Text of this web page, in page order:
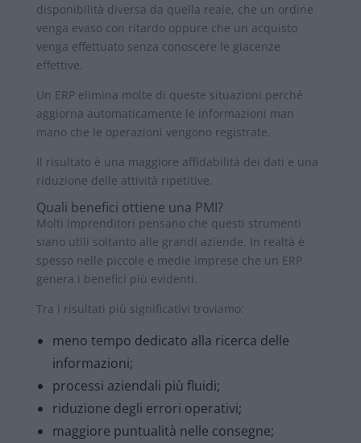
disponibilità diversa da quella reale, che un ordine
venga evaso con ritardo oppure che un acquisto
venga effettuato senza conoscere le giacenze
effettive.
Un ERP elimina molte di queste situazioni perché
aggiorna automaticamente le informazioni man
mano che le operazioni vengono registrate.
Il risultato è una maggiore affidabilità dei dati e una
riduzione delle attività ripetitive.
Quali benefici ottiene una PMI?
Molti imprenditori pensano che questi strumenti
siano utili soltanto alle grandi aziende. In realtà è
spesso nelle piccole e medie imprese che un ERP
genera i benefici più evidenti.
Tra i risultati più significativi troviamo:
meno tempo dedicato alla ricerca delle
informazioni;
processi aziendali più fluidi;
riduzione degli errori operativi;
maggiore puntualità nelle consegne;